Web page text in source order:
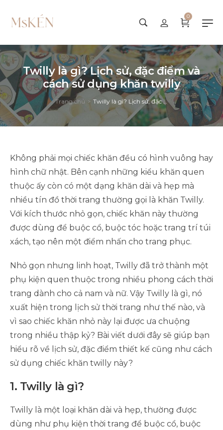
0
Twilly là gì? Lịch sử, đặc điểm và
cách sử dụng khăn twilly
Trang chủ > Twilly là gì? Lịch sử, đặc điểm và cách sử dụng khăn twilly
Không phải mọi chiếc khăn đều có hình vuông hay
hình chữ nhật. Bên cạnh những kiểu khăn quen
thuộc ấy còn có một dạng khăn dài và hẹp mà
nhiều tín đồ thời trang thường gọi là khăn Twilly.
Với kích thước nhỏ gọn, chiếc khăn này thường
được dùng để buộc cổ, buộc tóc hoặc trang trí túi
xách, tạo nên một điểm nhấn cho trang phục.
Nhỏ gọn nhưng linh hoạt, Twilly đã trở thành một
phụ kiện quen thuộc trong nhiều phong cách thời
trang dành cho cả nam và nữ. Vậy Twilly là gì, nó
xuất hiện trong lịch sử thời trang như thế nào, và
vì sao chiếc khăn nhỏ này lại được ưa chuộng
trong nhiều thập kỷ? Bài viết dưới đây sẽ giúp bạn
hiểu rõ về lịch sử, đặc điểm thiết kế cũng như cách
sử dụng chiếc khăn twilly này?
1. Twilly là gì?
Twilly là một loại khăn dài và hẹp, thường được
dùng như phụ kiện thời trang để buộc cổ, buộc